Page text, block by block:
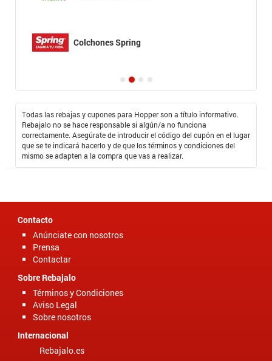
Colchones Spring
Todas las rebajas y cupones para Hopper son a título informativo.
Rebajalo no se hace responsable si algún/a no funciona
correctamente. Asegúrate de introducir el código del cupón en el lugar
que se te indicará hacerlo y de que los términos y condiciones del
mismo se adapten a la compra que vas a realizar.
Contacto
Anúnciate con nosotros
Prensa
Contactar
Sobre Rebajalo
Términos y Condiciones
Aviso Legal
Sobre nosotros
Internacional
Rebajalo.es